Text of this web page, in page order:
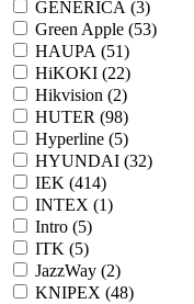
GENERICA (3)
Green Apple (53)
HAUPA (51)
HiKOKI (22)
Hikvision (2)
HUTER (98)
Hyperline (5)
HYUNDAI (32)
IEK (414)
INTEX (1)
Intro (5)
ITK (5)
JazzWay (2)
KNIPEX (48)